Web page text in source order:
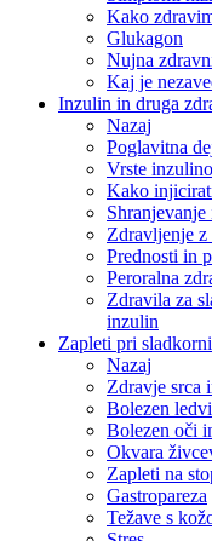
Kako
Glukagon
Nujna
Kaj je
Inzulin in druga
Nazaj
Poglavitna
Vrste
Kako
Zdravljenje
Prednosti in
Peroralna
Zdravila za
inzulin
Zapleti pri
Nazaj
Zdravje srca
Bolezen
Bolezen oči
Okvara
Zapleti na
Gastropareza
Težave s